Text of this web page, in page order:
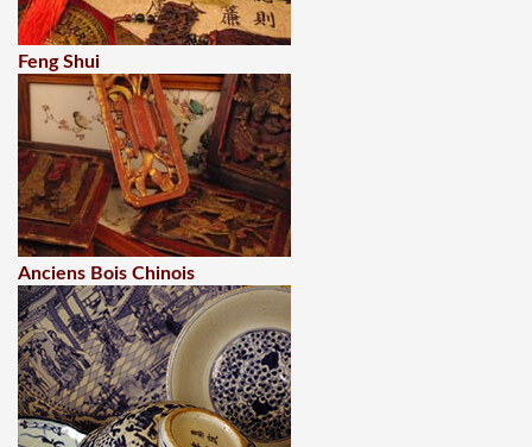
Feng Shui
Anciens Bois Chinois